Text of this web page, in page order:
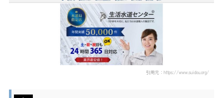
引用元：https://www.suidou.org/